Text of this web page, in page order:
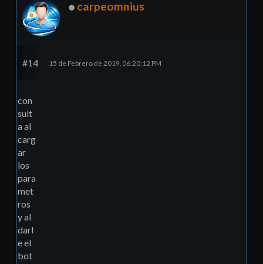
carpeomnius
#14 15 de Febrero de 2019, 06:20:12 PM
con
sult
a al
carg
ar
los
para
met
ros
y al
darl
e el
bot